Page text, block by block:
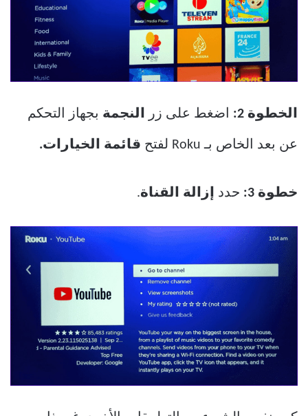
الخطوة 2: اضغط على زر النجمة بجهاز التحكم
عن بعد الخاص بـ Roku لفتح قائمة الخيارات.
خطوة 3: حدد إزالة القناة.